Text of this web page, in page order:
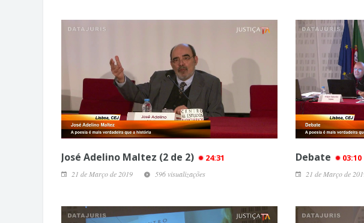
José Adelino Maltez (2 de 2) 24:31
21 de Março de 2019 596 visualizações
Debate 03:10
21 de Março de